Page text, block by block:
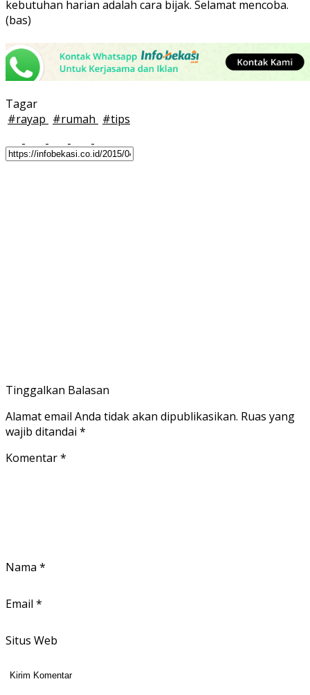
kebutuhan harian adalah cara bijak. Selamat mencoba.
(bas)
Tagar
#rayap #rumah #tips
Tinggalkan Balasan
Alamat email Anda tidak akan dipublikasikan. Ruas yang
wajib ditandai *
Komentar*
Nama *
Email *
Situs Web